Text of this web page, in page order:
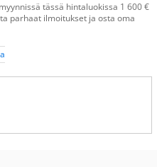
tässä hintaluokissa 1 600 €
parhaat ilmoitukset ja osta oma